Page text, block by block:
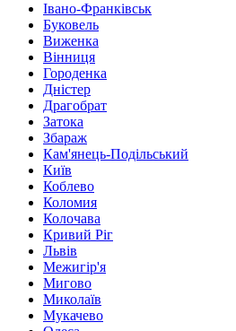
Івано-Франківськ
Буковель
Виженка
Вінниця
Городенка
Дністер
Драгобрат
Затока
Збараж
Кам'янець-Подільський
Київ
Коблево
Коломия
Колочава
Кривий Ріг
Львів
Межигір'я
Мигово
Миколаїв
Мукачево